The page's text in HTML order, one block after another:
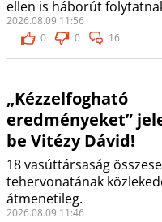
ellen is háborút
2026.08.09 11:56
0
0 16
„Kézzelfogható
eredményeket”
be Vitézy Dávid!
18 vasúttársaság
tehervonatának
átmenetileg.
2026.08.09 11:46